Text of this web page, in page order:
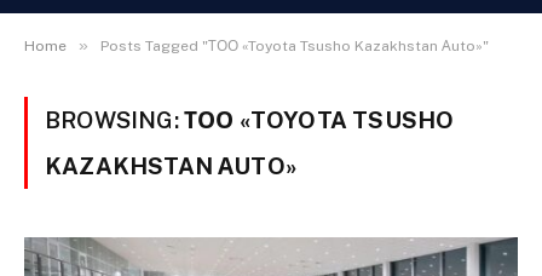
Home » Posts Tagged "ТОО «Toyota Tsusho Kazakhstan Аuto»"
BROWSING:ТОО «TOYOTA TSUSHO
KAZAKHSTAN АUTO»